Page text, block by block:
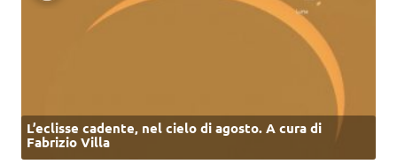
L’eclisse cadente, nel cielo di agosto. A cura di
Fabrizio Villa